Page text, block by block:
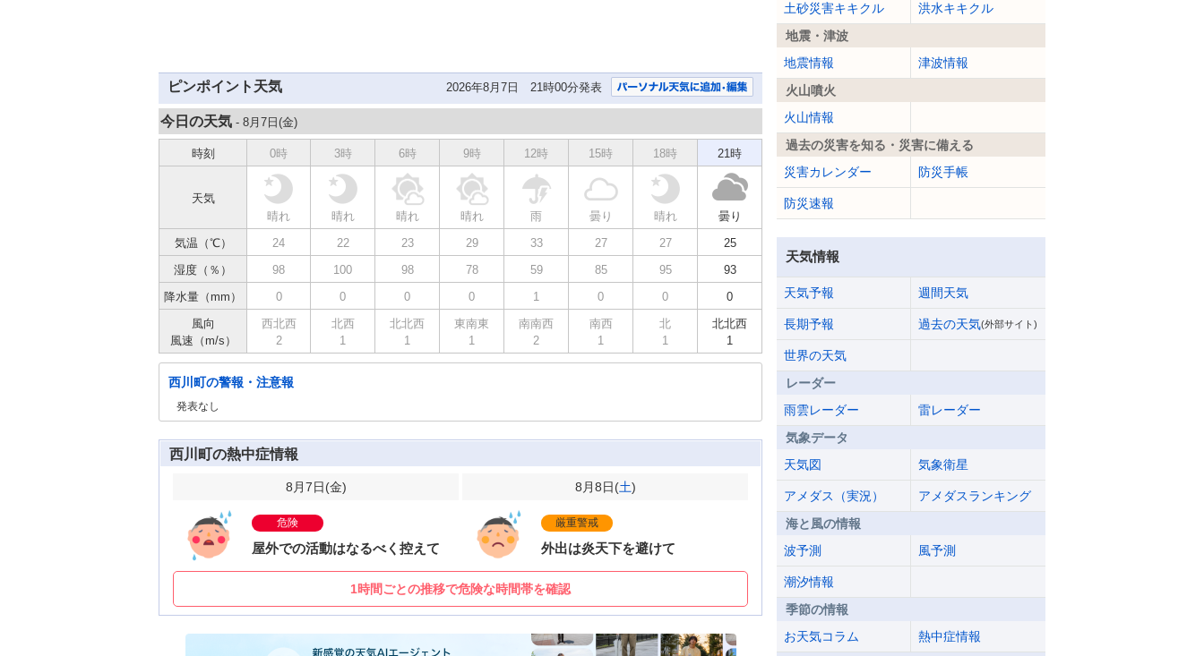
ピンポイント天気 2026年8月7日 21時00分発表
今日の天気 - 8月7日(金)
時刻 0時 3時 6時 9時 12時 15時 18時 21時
天気
晴れ
晴れ 晴れ 晴れ 雨 曇り 晴れ
曇り
気温（℃）
24 22 23 29 33 27 27
25
湿度（％）
98 100 98 78 59 85 95
93
降水量（mm）
0 0 0 0 1 0 0
0
風向
風速（m/s）
西北西
2
北西
1
北北西
1
東南東
1
南南西
2
南西
1
北
1
北北西
1
西川町の警報・注意報
発表なし
西川町の熱中症情報
8月7日(金)
危険
屋外での活動はなるべく控えて
8月8日(土)
厳重警戒
外出は炎天下を避けて
1時間ごとの推移で危険な時間帯を確認
土砂災害キキクル
洪水キキクル
地震・津波
地震情報
津波情報
火山噴火
火山情報
過去の災害を知る・災害に備える
災害カレンダー
防災手帳
防災速報
天気情報
天気予報 週間天気
長期予報 過去の天気(外部サイト)
世界の天気
レーダー
雨雲レーダー
雷レーダー
気象データ
天気図
気象衛星
アメダス（実況）
アメダスランキング
海と風の情報
波予測
風予測
潮汐情報
季節の情報
お天気コラム
熱中症情報